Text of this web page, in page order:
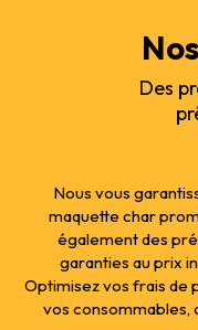
Des
Nous vous
maquette char
également des
garanties au prix
Optimisez vos frais de
vos consommables,